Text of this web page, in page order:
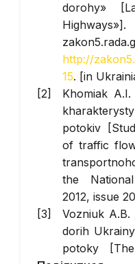
dorohy»
http://
15. [in
Khomiak
potokiv
of traffic
the
2012, issue
Vozniuk
dorih
potoky